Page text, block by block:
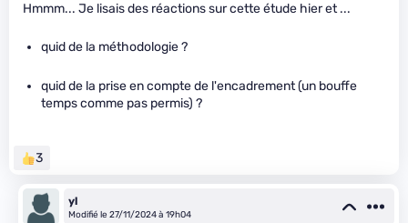
Hmmm... Je lisais des réactions sur cette étude hier et ...
quid de la méthodologie ?
quid de la prise en compte de l'encadrement (un bouffe
temps comme pas permis) ?
3
yl
Modifié le 27/11/2024 à 19h04